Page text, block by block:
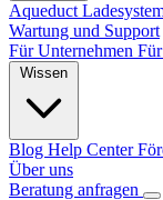
Aqueduct
Wartung und Support
Für Unternehmen
Blog Help Center
Über uns
Beratung anfragen